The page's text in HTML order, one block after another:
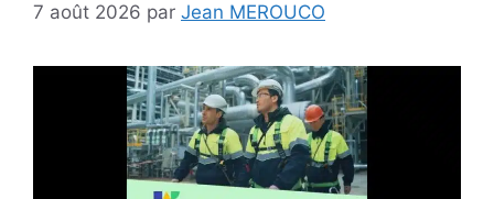
7 août 2026 par Jean MEROUCO